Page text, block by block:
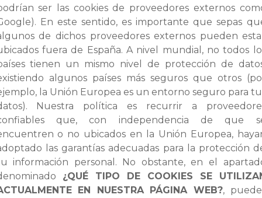
ser las cookies de proveedores externos
En este sentido, es importante que sepas
de dichos proveedores externos pueden
fuera de España. A nivel mundial, no todos
tienen un mismo nivel de protección de
algunos países más seguros que otros
la Unión Europea es un entorno seguro para
Nuestra política es recurrir a
que, con independencia de que
o no ubicados en la Unión Europea,
las garantías adecuadas para la protección
información personal. No obstante, en el
¿QUÉ TIPO DE COOKIES SE
EN NUESTRA PÁGINA WEB?,